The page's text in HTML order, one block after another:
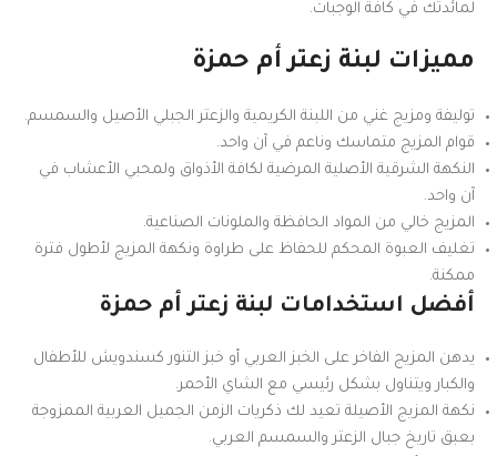
لمائدتك في كافة الوجبات.
مميزات لبنة زعتر أم حمزة
توليفة ومزيج غني من اللبنة الكريمية والزعتر الجبلي الأصيل والسمسم.
قوام المزيج متماسك وناعم في آن واحد.
النكهة الشرقية الأصلية المرضية لكافة الأذواق ولمحبي الأعشاب في
آن واحد.
المزيج خالي من المواد الحافظة والملونات الصناعية.
تغليف العبوة المحكم للحفاظ على طراوة ونكهة المزيج لأطول فترة
ممكنة.
أفضل استخدامات لبنة زعتر أم حمزة
يدهن المزيج الفاخر على الخبز العربي أو خبز التنور كسندويش للأطفال
والكبار ويتناول بشكل رئيسي مع الشاي الأحمر.
نكهة المزيج الأصيلة تعيد لك ذكريات الزمن الجميل العربية الممزوجة
بعبق تاريخ جبال الزعتر والسمسم العربي.